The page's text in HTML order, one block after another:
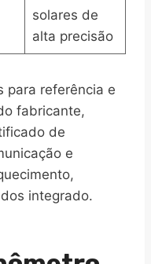
solares de
alta precisão
para referência e
fabricante,
de
e
integrado.